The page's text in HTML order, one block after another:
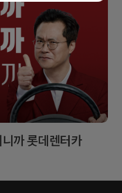
보증
까 롯데렌터카